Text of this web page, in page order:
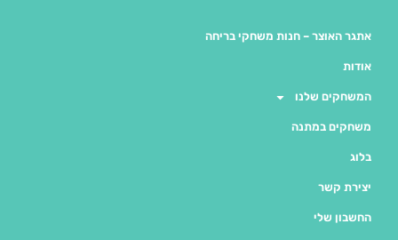
אתגר האוצר – חנות משחקי בריחה
אודות
המשחקים שלנו
משחקים במתנה
בלוג
יצירת קשר
החשבון שלי